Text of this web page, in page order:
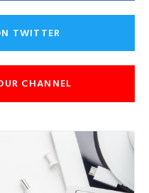
TWITTER
CHANNEL